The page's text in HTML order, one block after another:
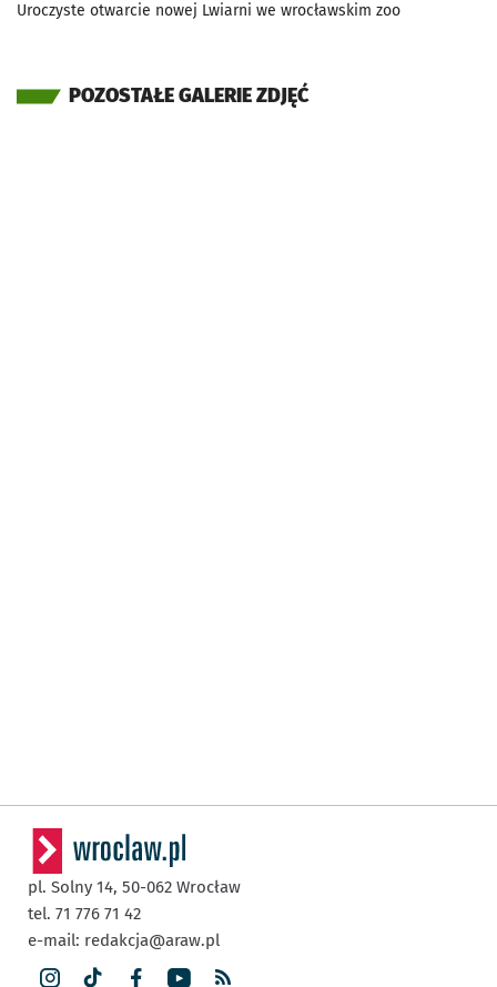
Uroczyste otwarcie nowej Lwiarni we wrocławskim zoo
POZOSTAŁE GALERIE ZDJĘĆ
pl. Solny 14, 50-062 Wrocław
tel. 71 776 71 42
e-mail: redakcja@araw.pl